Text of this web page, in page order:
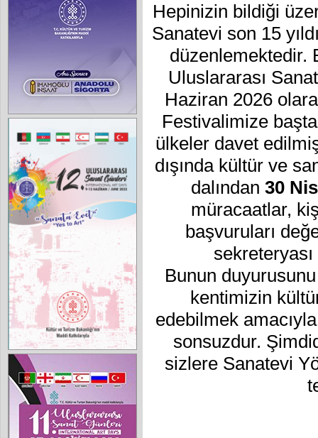
Hepinizin bildiği
Sanatevi son 15
düzenlemektedir.
Uluslararası
Haziran 2026
Festivalimize
ülkeler davet
dışında kültür ve
dalından 30
müracaatlar,
başvuruları
Bunun
kentimizin
edebilmek
sonsuzdur.
sizlere Sanatevi